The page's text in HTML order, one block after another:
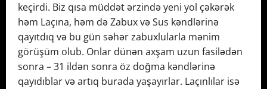
keçirdi. Biz qısa müddət ərzində yeni yol çəkərək
həm Laçına, həm də Zabux və Sus kəndlərinə
qayıtdıq və bu gün səhər zabuxlularla mənim
görüşüm olub. Onlar dünən axşam uzun fasilədən
sonra – 31 ildən sonra öz doğma kəndlərinə
qayıdıblar və artıq burada yaşayırlar. Laçınlılar isə